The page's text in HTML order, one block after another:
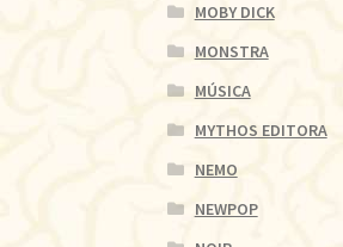
MOBY DICK
MONSTRA
MÚSICA
MYTHOS EDITORA
NEMO
NEWPOP